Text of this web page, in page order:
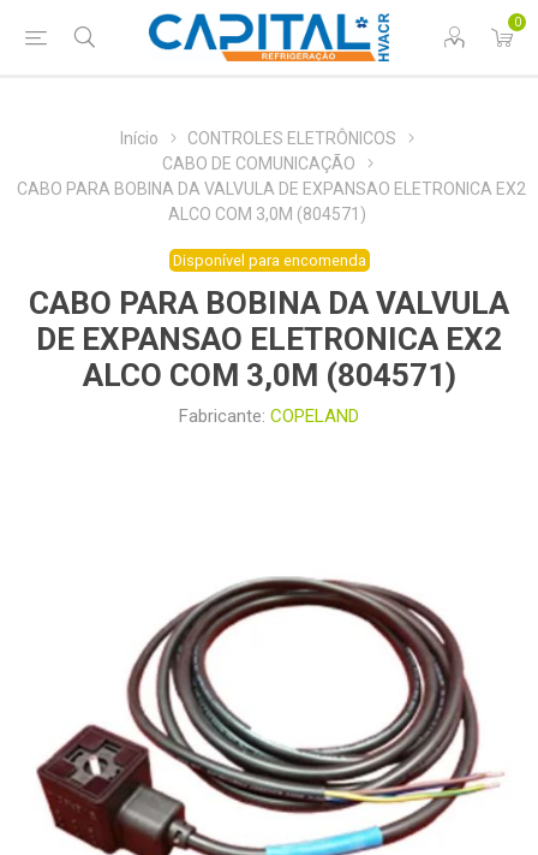
0
Início
CONTROLES ELETRÔNICOS
CABO DE COMUNICAÇÃO
CABO PARA BOBINA DA VALVULA DE EXPANSAO ELETRONICA EX2
ALCO COM 3,0M (804571)
Disponível para encomenda
CABO PARA BOBINA DA VALVULA
DE EXPANSAO ELETRONICA EX2
ALCO COM 3,0M (804571)
Fabricante: COPELAND